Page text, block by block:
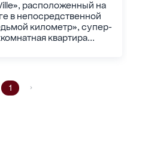
расположенный на
в непосредственной
километр», супер-
квартира...
1